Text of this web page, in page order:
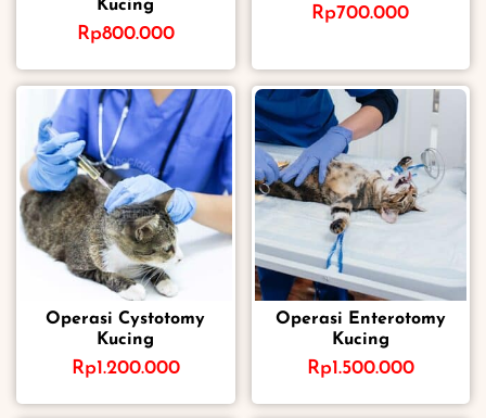
Kucing
Rp800.000
Rp700.000
Operasi Cystotomy
Kucing
Rp1.200.000
Operasi Enterotomy
Kucing
Rp1.500.000